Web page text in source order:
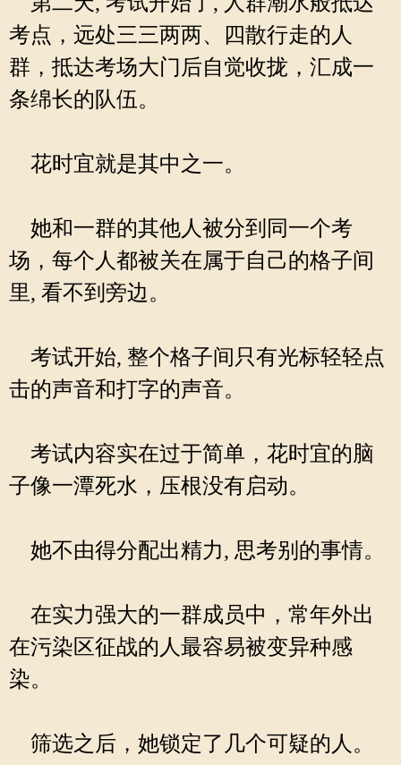
考点，远处三三两两、四散行走的人
群，抵达考场大门后自觉收拢，汇成一
条绵长的队伍。
花时宜就是其中之一。
她和一群的其他人被分到同一个考
场，每个人都被关在属于自己的格子间
里, 看不到旁边。
考试开始, 整个格子间只有光标轻轻点
击的声音和打字的声音。
考试内容实在过于简单，花时宜的脑
子像一潭死水，压根没有启动。
她不由得分配出精力, 思考别的事情。
在实力强大的一群成员中，常年外出
在污染区征战的人最容易被变异种感
染。
筛选之后，她锁定了几个可疑的人。